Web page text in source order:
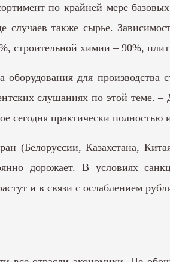
по крайней мере
случаев также сырье.
строительной химии – 90%,
для
слушаниях по этой теме.
сегодня практически полностью
(Белоруссии, Казахстана,
дорожает. В условиях
и в связи с ослаблением